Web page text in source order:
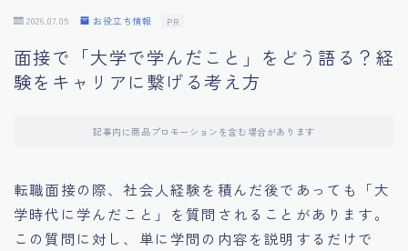
10.フィードバックを活用する方法
11.オンライン面接の成功への鍵
14.キャリアアップのための面接戦略
2026.07.05 お役立ち情報 PR
面接で「大学で学んだこと」をどう語る？経
験をキャリアに繋げる考え方
記事内に商品プロモーションを含む場合があります
転職面接の際、社会人経験を積んだ後であっても「大
学時代に学んだこと」を質問されることがあります。
この質問に対し、単に学問の内容を説明するだけで